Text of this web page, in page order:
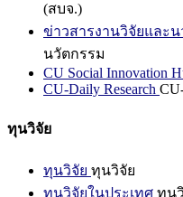
(สบจ.)
ข่าวสารงานวิจัยและ
นวัตกรรม
CU Social Innovation
CU-Daily Research
ทุนวิจัย
ทุนวิจัย ทุนวิจัย
ทุนวิจัยในประเทศ ทุน